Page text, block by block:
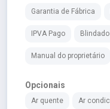
Garantia de Fábrica
IPVA Pago Blindado
Manual do proprietário
Opcionais
Ar quente Ar